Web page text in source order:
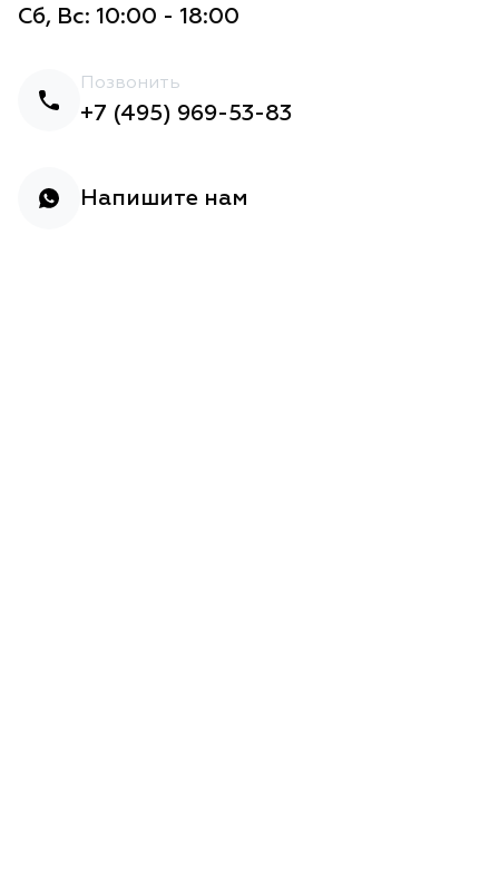
Сб, Вс: 10:00 - 18:00
Позвонить
+7 (495) 969-53-83
Напишите нам